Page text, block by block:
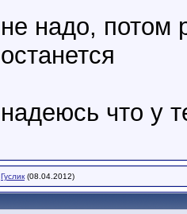
не надо, потом
останется
надеюсь что у
Гуслик (08.04.2012)